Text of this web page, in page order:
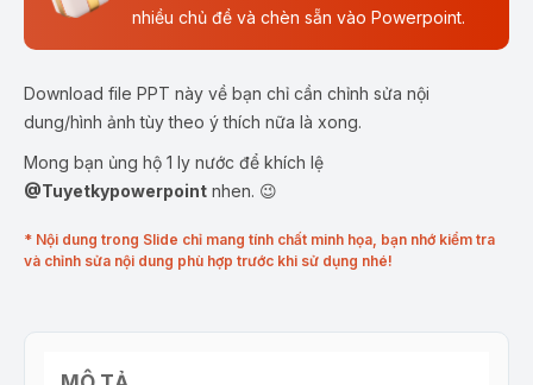
nhiều chủ đề và chèn sẵn vào Powerpoint.
Download file PPT này về bạn chỉ cần chỉnh sửa nội
dung/hình ảnh tùy theo ý thích nữa là xong.
Mong bạn ủng hộ 1 ly nước để khích lệ
@Tuyetkypowerpoint nhen. 😉
* Nội dung trong Slide chỉ mang tính chất minh họa, bạn nhớ kiểm tra
và chỉnh sửa nội dung phù hợp trước khi sử dụng nhé!